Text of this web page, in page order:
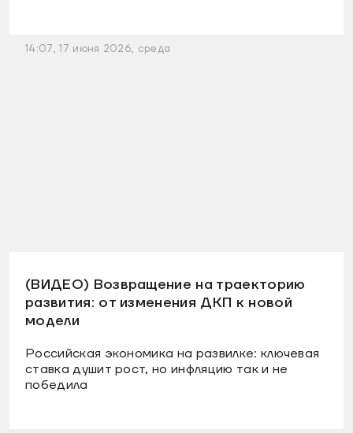
14:07, 17 июня 2026, среда
(ВИДЕО) Возвращение на траекторию
развития: от изменения ДКП к новой
модели
Российская экономика на развилке: ключевая
ставка душит рост, но инфляцию так и не
победила